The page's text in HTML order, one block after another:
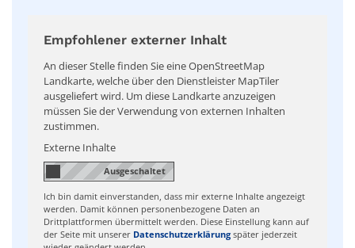
Empfohlener externer Inhalt
An dieser Stelle finden Sie eine OpenStreetMap
Landkarte, welche über den Dienstleister MapTiler
ausgeliefert wird. Um diese Landkarte anzuzeigen
müssen Sie der Verwendung von externen Inhalten
zustimmen.
Externe Inhalte
Ich bin damit einverstanden, dass mir externe Inhalte angezeigt
werden. Damit können personenbezogene Daten an
Drittplattformen übermittelt werden. Diese Einstellung kann auf
der Seite mit unserer Datenschutzerklärung später jederzeit